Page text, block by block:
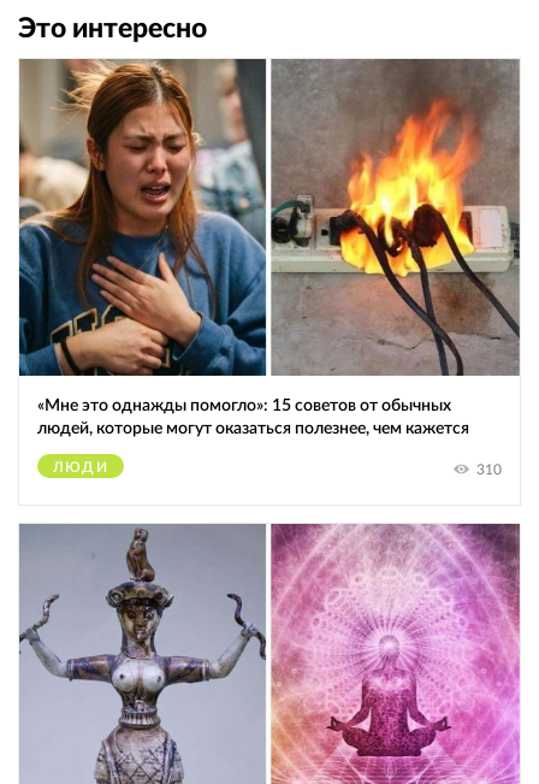
Это интересно
«Мне это однажды помогло»: 15 советов от обычных
людей, которые могут оказаться полезнее, чем кажется
ЛЮДИ 310